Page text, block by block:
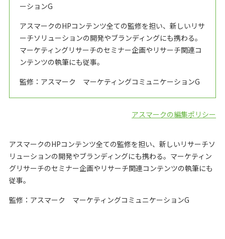
ーションG
アスマークのHPコンテンツ全ての監修を担い、新しいリサ
ーチソリューションの開発やブランディングにも携わる。
マーケティングリサーチのセミナー企画やリサーチ関連コ
ンテンツの執筆にも従事。
監修：アスマーク マーケティングコミュニケーションG
アスマークの編集ポリシー
アスマークのHPコンテンツ全ての監修を担い、新しいリサーチソ
リューションの開発やブランディングにも携わる。マーケティン
グリサーチのセミナー企画やリサーチ関連コンテンツの執筆にも
従事。
監修：アスマーク マーケティングコミュニケーションG